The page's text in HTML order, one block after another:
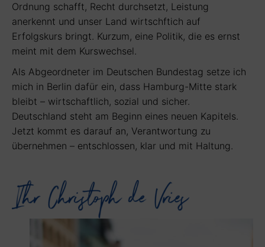
Ordnung schafft, Recht durchsetzt, Leistung
anerkennt und unser Land wirtschftich auf
Erfolgskurs bringt. Kurzum, eine Politik, die es ernst
meint mit dem Kurswechsel.
Als Abgeordneter im Deutschen Bundestag setze ich
mich in Berlin dafür ein, dass Hamburg-Mitte stark
bleibt – wirtschaftlich, sozial und sicher.
Deutschland steht am Beginn eines neuen Kapitels.
Jetzt kommt es darauf an, Verantwortung zu
übernehmen – entschlossen, klar und mit Haltung.